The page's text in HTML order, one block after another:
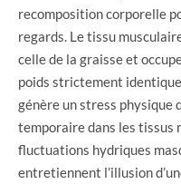
recomposition corporelle
regards. Le tissu
celle de la graisse et
poids strictement
génère un stress physique
temporaire dans les tissus
fluctuations hydriques
entretiennent l’illusion